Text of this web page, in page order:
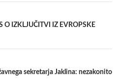
O IZKLJUČITVI IZ EVROPSKE
sekretarja Jaklina: nezakonito